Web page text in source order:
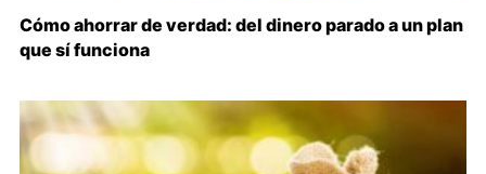
Cómo ahorrar de verdad: del dinero parado a un plan
que sí funciona